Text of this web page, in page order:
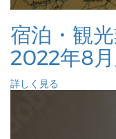
宿泊・観
2022年8
詳しく見る